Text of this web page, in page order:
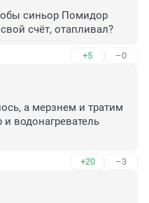
синьор Помидор
счёт, отапливал?
+5 –0
а мерзнем и тратим
водонагреватель
+20 –3